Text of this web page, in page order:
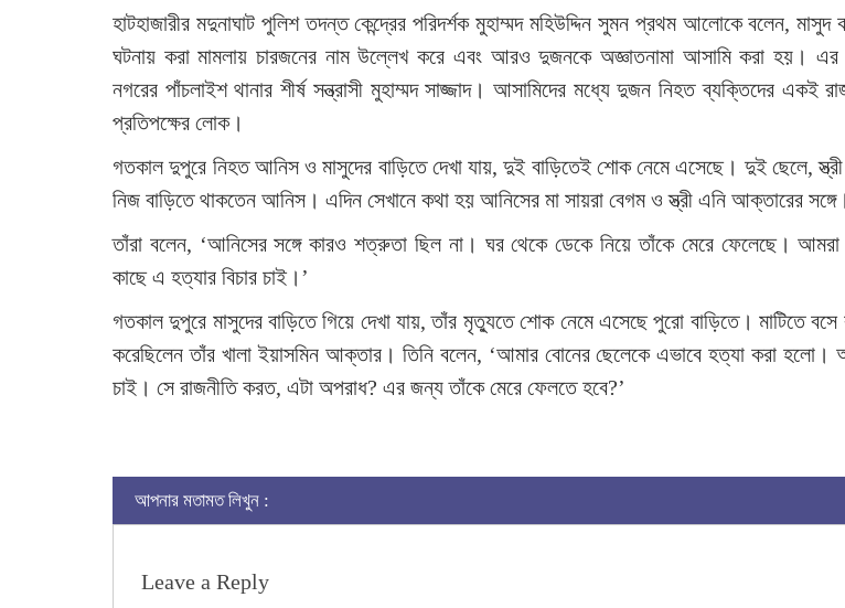
হাটহাজারীর মদুনাঘাট পুলিশ তদন্ত কেন্দ্রের পরিদর্শক মুহাম্মদ মহিউদ্দিন সুমন প্রথম আলোকে বলেন, মাসুদ
ঘটনায় করা মামলায় চারজনের নাম উল্লেখ করে এবং আরও দুজনকে অজ্ঞাতনামা আসামি করা হয়।
নগরের পাঁচলাইশ থানার শীর্ষ সন্ত্রাসী মুহাম্মদ সাজ্জাদ। আসামিদের মধ্যে দুজন নিহত ব্যক্তিদের একই
প্রতিপক্ষের লোক।
গতকাল দুপুরে নিহত আনিস ও মাসুদের বাড়িতে দেখা যায়, দুই বাড়িতেই শোক নেমে এসেছে। দুই ছেলে, স্ত্রী
নিজ বাড়িতে থাকতেন আনিস। এদিন সেখানে কথা হয় আনিসের মা সায়রা বেগম ও স্ত্রী এনি আক্তারের সঙ্গে।
তাঁরা বলেন, ‘আনিসের সঙ্গে কারও শত্রুতা ছিল না। ঘর থেকে ডেকে নিয়ে তাঁকে মেরে ফেলেছে।
কাছে এ হত্যার বিচার চাই।’
গতকাল দুপুরে মাসুদের বাড়িতে গিয়ে দেখা যায়, তাঁর মৃত্যুতে শোক নেমে এসেছে পুরো বাড়িতে। মাটিতে বসে
করেছিলেন তাঁর খালা ইয়াসমিন আক্তার। তিনি বলেন, ‘আমার বোনের ছেলেকে এভাবে হত্যা করা হলো।
চাই। সে রাজনীতি করত, এটা অপরাধ? এর জন্য তাঁকে মেরে ফেলতে হবে?’
আপনার মতামত লিখুন :
Leave a Reply